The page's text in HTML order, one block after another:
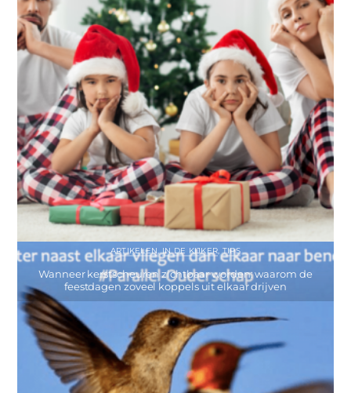
ARTIKELEN,IN DE KIJKER,TIPS
Wanneer kerstscheuren zichtbaar worden: waarom de
feestdagen zoveel koppels uit elkaar drijven